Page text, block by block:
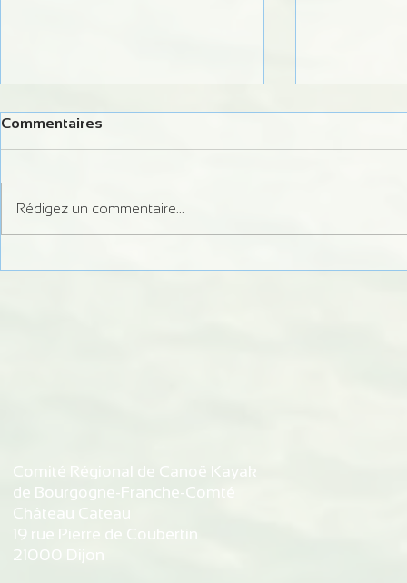
Commentaires
Rédigez un commentaire...
Comité Régional de Canoë Kayak
de Bourgogne-Franche-Comté
Château Cateau
19 rue Pierre de Coubertin
21000 Dijon